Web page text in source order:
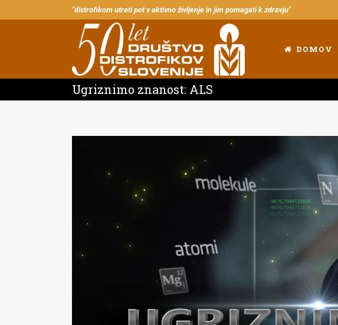
"distrofikom utreti pot v aktivno življenje in jim pomagati k zdravju"
DOMOV
Ugriznimo znanost: ALS